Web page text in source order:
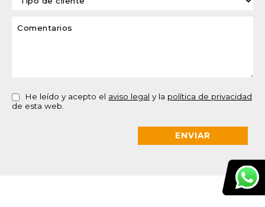
He leído y acepto el aviso legal y la política de privacidad
de esta web.